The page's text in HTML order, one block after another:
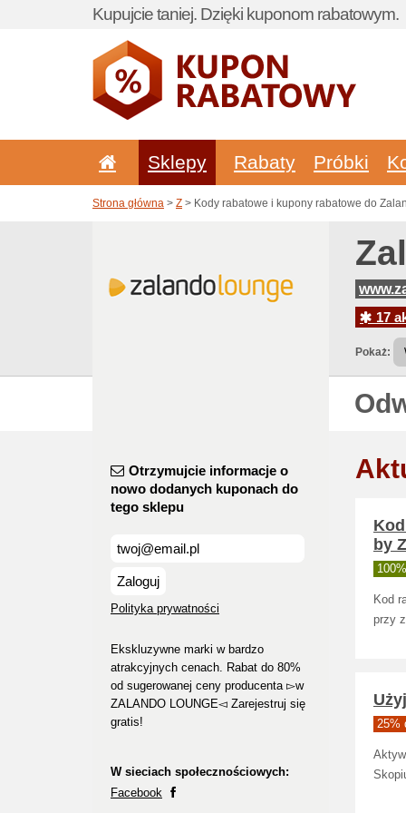
Kupujcie taniej. Dzięki kuponom rabatowym.
Sklepy Rabaty Próbki
Strona główna > Z > Kody rabatowe i kupony rabatowe do
17
Pokaż:
Otrzymujcie informacje o
nowo dodanych kuponach do
tego sklepu
Zaloguj
Polityka prywatności
Ekskluzywne marki w bardzo
atrakcyjnych cenach. Rabat do 80%
od sugerowanej ceny producenta ▻w
ZALANDO LOUNGE◅ Zarejestruj się
gratis!
W sieciach społecznościowych:
Facebook
by Z
Kod
przy
25%